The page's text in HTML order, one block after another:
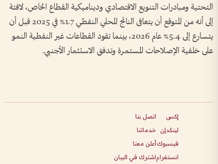
التحتية ومبادرات التنويع الاقتصادي وديناميكية القطاع الخاص، لافتة
إلى أنه من المتوقع أن يتعافى الناتج المحلي النفطي 1.7% في 2025 قبل أن
يتسارع إلى 5.4% عام 2026، بينما تقود القطاعات غير النفطية النمو
على خلفية الإصلاحات المستمرة وتدفق الاستثمار الأجنبي.
إكس
لينكدإن
فيسبوك
انستغرام
اتصل بنا
خدماتنا
أعلن معنا
اشترك في البيان